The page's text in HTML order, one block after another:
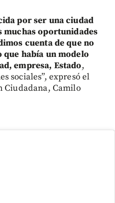
por ser una ciudad
muchas oportunidades
cuenta de que no
había un modelo
empresa, Estado,
sociales”, expresó el
Ciudadana, Camilo